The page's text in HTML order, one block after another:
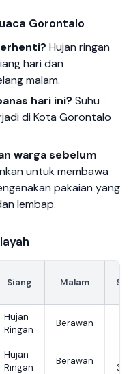
Gorontalo
Hujan ringan
hari dan
malam.
hari ini? Suhu
di Kota Gorontalo
warga sebelum
untuk membawa
pakaian yang
lembap.
Siang Malam
Hujan
Ringan
Berawan
Hujan
Ringan
Berawan